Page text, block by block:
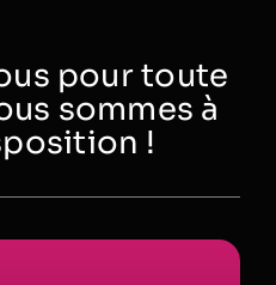
pour toute
sommes à
!